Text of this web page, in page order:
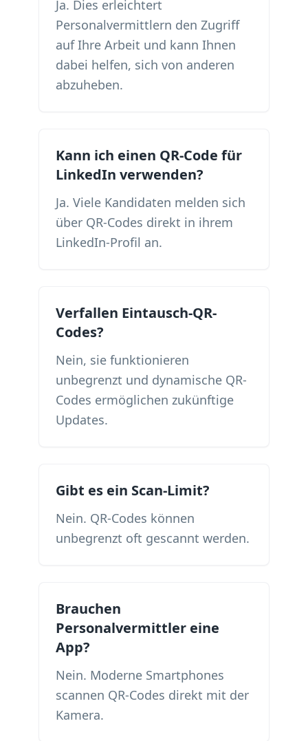
Ja. Dies erleichtert
Personalvermittlern den Zugriff
auf Ihre Arbeit und kann Ihnen
dabei helfen, sich von anderen
abzuheben.
Kann ich einen QR-Code für
LinkedIn verwenden?
Ja. Viele Kandidaten melden sich
über QR-Codes direkt in ihrem
LinkedIn-Profil an.
Verfallen Eintausch-QR-
Codes?
Nein, sie funktionieren
unbegrenzt und dynamische QR-
Codes ermöglichen zukünftige
Updates.
Gibt es ein Scan-Limit?
Nein. QR-Codes können
unbegrenzt oft gescannt werden.
Brauchen
Personalvermittler eine
App?
Nein. Moderne Smartphones
scannen QR-Codes direkt mit der
Kamera.